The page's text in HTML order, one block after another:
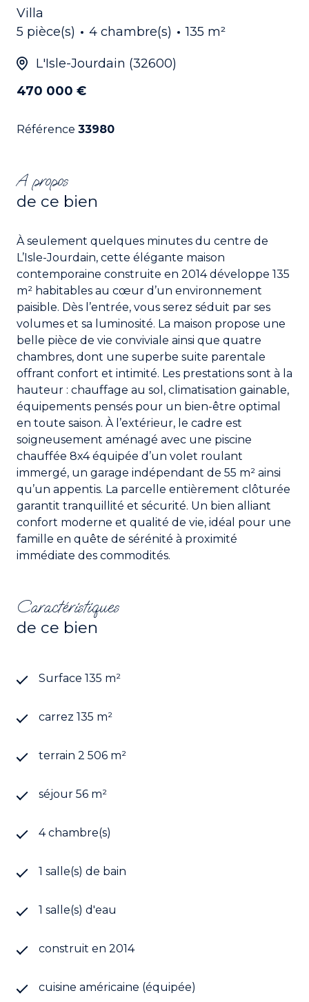
Villa
5 pièce(s)
4 chambre(s) 135 m²
L'Isle-Jourdain (32600)
470 000 €
Référence 33980
A propos
de ce bien
À seulement quelques minutes du centre de
L’Isle-Jourdain, cette élégante maison
contemporaine construite en 2014 développe 135
m² habitables au cœur d’un environnement
paisible. Dès l’entrée, vous serez séduit par ses
volumes et sa luminosité. La maison propose une
belle pièce de vie conviviale ainsi que quatre
chambres, dont une superbe suite parentale
offrant confort et intimité. Les prestations sont à la
hauteur : chauffage au sol, climatisation gainable,
équipements pensés pour un bien-être optimal
en toute saison. À l’extérieur, le cadre est
soigneusement aménagé avec une piscine
chauffée 8x4 équipée d’un volet roulant
immergé, un garage indépendant de 55 m² ainsi
qu’un appentis. La parcelle entièrement clôturée
garantit tranquillité et sécurité. Un bien alliant
confort moderne et qualité de vie, idéal pour une
famille en quête de sérénité à proximité
immédiate des commodités.
Caractéristiques
de ce bien
Surface 135 m²
carrez 135 m²
terrain 2 506 m²
séjour 56 m²
4 chambre(s)
1 salle(s) de bain
1 salle(s) d'eau
construit en 2014
cuisine américaine (équipée)